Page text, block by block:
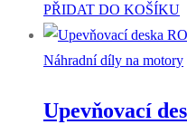
PŘIDAT DO KOŠÍKU
Náhradní díly na motory
Upevňovací